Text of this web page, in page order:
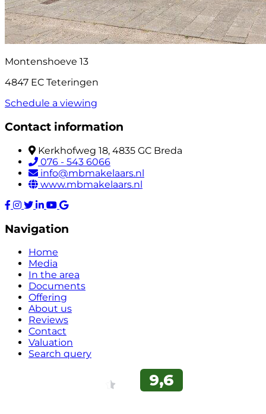
Montenshoeve 13
4847 EC Teteringen
Schedule a viewing
Contact information
Kerkhofweg 18, 4835 GC Breda
076 - 543 6066
info@mbmakelaars.nl
www.mbmakelaars.nl
Navigation
Home
Media
In the area
Documents
Offering
About us
Reviews
Contact
Valuation
Search query